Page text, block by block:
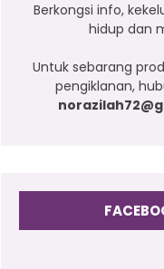
Berkongsi info,
hidup dan
Untuk sebarang
pengiklanan,